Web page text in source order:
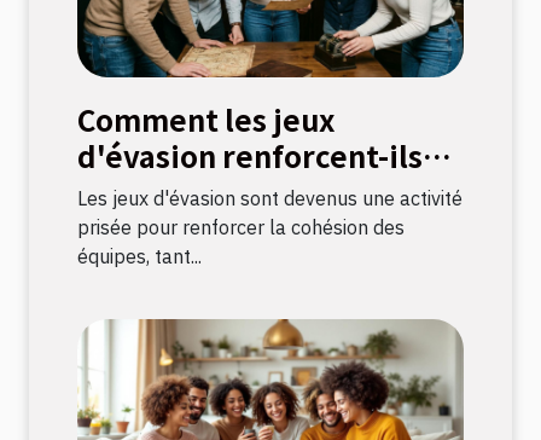
Comment les jeux
d'évasion renforcent-ils
les liens d'équipe ?
Les jeux d'évasion sont devenus une activité
prisée pour renforcer la cohésion des
équipes, tant...